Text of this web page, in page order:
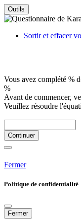
Outils
Sortir et effacer
Vous avez complété %
%
Avant de commencer,
Veuillez résoudre
Continuer
Fermer
Politique de confidentialité
Fermer